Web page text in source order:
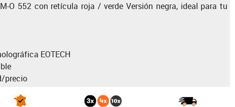
O 552 con retícula roja / verde Versión negra, ideal para tu
EOTECH
precio